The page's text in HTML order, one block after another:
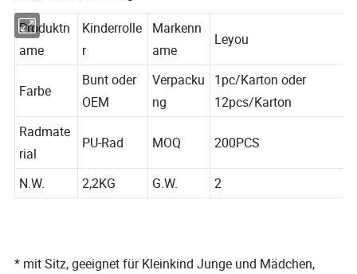
Produktn
ame
Kinderrolle
r
Markenn
ame
Bunt oder
OEM
Verpacku
ng
1pc/Karton oder
12pcs/Karton
Radmate
rial
N.W. 2,2KG G.W. 2
* mit Sitz, geeignet für Kleinkind Junge und Mädchen,